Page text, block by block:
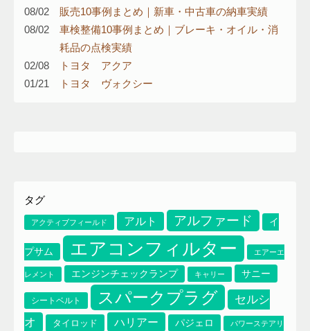
08/02
販売10事例まとめ｜新車・中古車の納車実績
08/02
車検整備10事例まとめ｜ブレーキ・オイル・消
耗品の点検実績
02/08
トヨタ アクア
01/21
トヨタ ヴォクシー
タグ
アクティブフィールド アルト アルファード イ
プサム エアコンフィルター エアーエ
レメント エンジンチェックランプ キャリー サニー
シートベルト スパークプラグ
セルシ
オ
タイロッド ハリアー パジェロ パワーステアリ